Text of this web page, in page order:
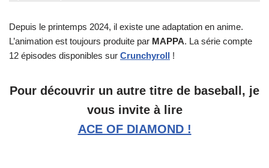
Depuis le printemps 2024, il existe une adaptation en anime.
L’animation est toujours produite par MAPPA. La série compte
12 épisodes disponibles sur Crunchyroll !
Pour découvrir un autre titre de baseball, je
vous invite à lire
ACE OF DIAMOND !